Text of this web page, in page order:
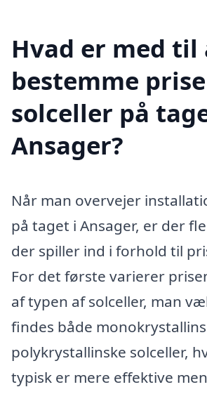
Hvad er med til
bestemme
solceller på
Ansager?
Når man overvejer
på taget i Ansager, er der
der spiller ind i forhold til
For det første varierer
af typen af solceller, man
findes både
polykrystallinske solceller,
typisk er mere effektive